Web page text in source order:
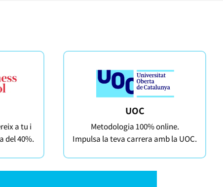
a tu i
del 40%.
UOC
Metodologia 100% online.
Impulsa la teva carrera amb la UOC.